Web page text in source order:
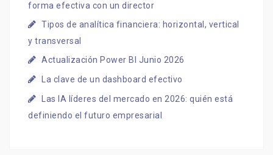
forma efectiva con un director
Tipos de analítica financiera: horizontal, vertical
y transversal
Actualización Power BI Junio 2026
La clave de un dashboard efectivo
Las IA líderes del mercado en 2026: quién está
definiendo el futuro empresarial